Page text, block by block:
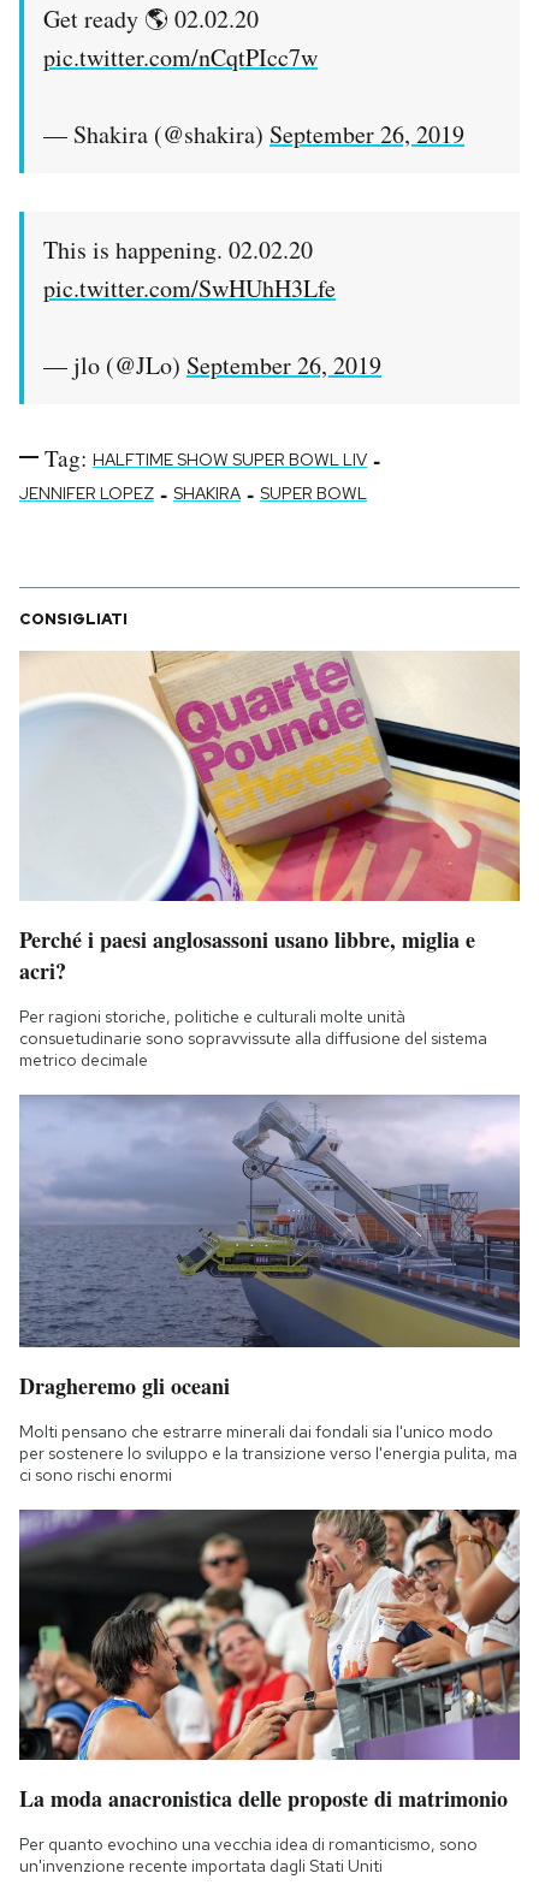
Get ready 🌎 02.02.20
pic.twitter.com/nCqtPIcc7w
— Shakira (@shakira) September 26, 2019
This is happening. 02.02.20
pic.twitter.com/SwHUhH3Lfe
— jlo (@JLo) September 26, 2019
Tag: HALFTIME SHOW SUPER BOWL LIV -
JENNIFER LOPEZ - SHAKIRA - SUPER BOWL
CONSIGLIATI
Perché i paesi anglosassoni usano libbre, miglia e
acri?
Per ragioni storiche, politiche e culturali molte unità
consuetudinarie sono sopravvissute alla diffusione del sistema
metrico decimale
Dragheremo gli oceani
Molti pensano che estrarre minerali dai fondali sia l'unico modo
per sostenere lo sviluppo e la transizione verso l'energia pulita, ma
ci sono rischi enormi
La moda anacronistica delle proposte di matrimonio
Per quanto evochino una vecchia idea di romanticismo, sono
un'invenzione recente importata dagli Stati Uniti